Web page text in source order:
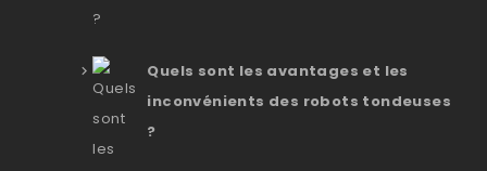
Quels sont les avantages et les
inconvénients des robots tondeuses
?